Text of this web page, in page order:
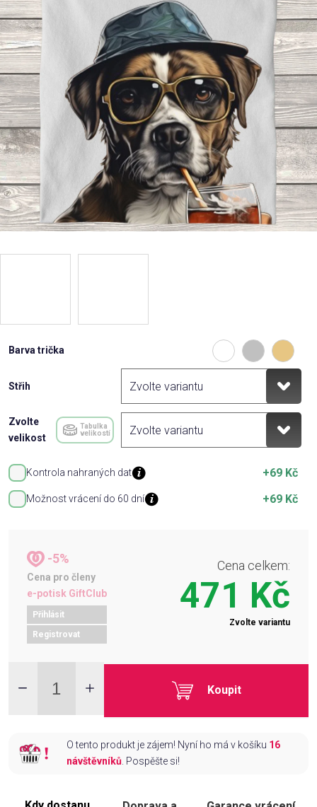
Domácnost
Kolekce
Oblečení
Přihlášení
Barva trička
Střih
Zvolte
velikost
Tabulka
velikostí
Kontrola nahraných dat +69 Kč
Možnost vrácení do 60 dní +69 Kč
-5%
Cena pro členy
e-potisk GiftClub
Přihlásit
Registrovat
Cena celkem:
471 Kč
Zvolte variantu
Koupit
O tento produkt je zájem! Nyní ho má v košíku 16
návštěvníků. Pospěšte si!